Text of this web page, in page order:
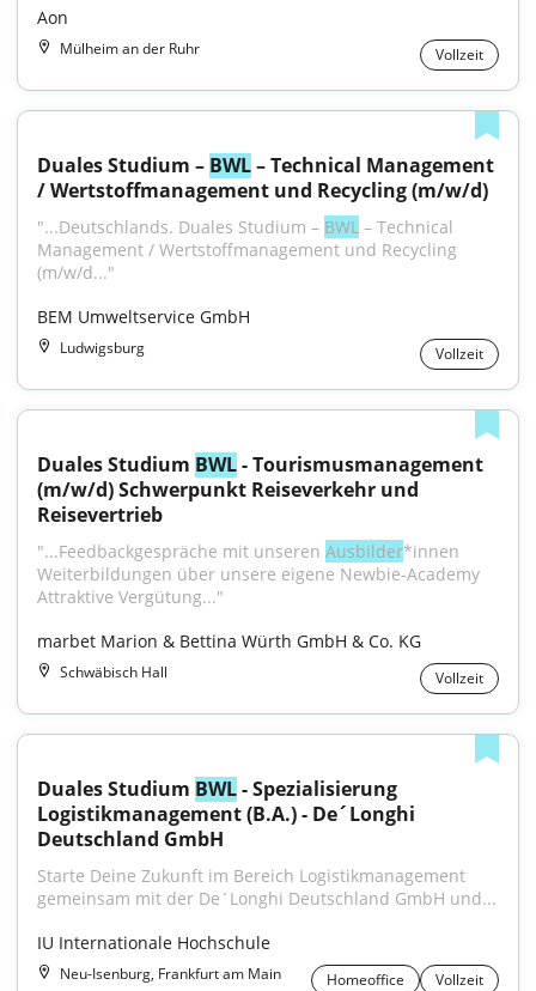
Aon
Mülheim an der Ruhr Vollzeit
Duales Studium – BWL – Technical Management
/ Wertstoffmanagement und Recycling (m/w/d)
"...Deutschlands. Duales Studium – BWL – Technical
Management / Wertstoffmanagement und Recycling
(m/w/d..."
BEM Umweltservice GmbH
Ludwigsburg Vollzeit
Duales Studium BWL - Tourismusmanagement
(m/w/d) Schwerpunkt Reiseverkehr und
Reisevertrieb
"...Feedbackgespräche mit unseren Ausbilder*innen
Weiterbildungen über unsere eigene Newbie-Academy
Attraktive Vergütung..."
marbet Marion & Bettina Würth GmbH & Co. KG
Schwäbisch Hall Vollzeit
Duales Studium BWL - Spezialisierung
Logistikmanagement (B.A.) - De´Longhi
Deutschland GmbH
Starte Deine Zukunft im Bereich Logistikmanagement
gemeinsam mit der De´Longhi Deutschland GmbH und...
IU Internationale Hochschule
Neu-Isenburg, Frankfurt am Main Homeoffice Vollzeit